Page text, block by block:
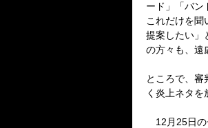
ード」「バン
これだけを
提案したい」
の方々も、遠
ところで、
く炎上ネタ
12月25日の